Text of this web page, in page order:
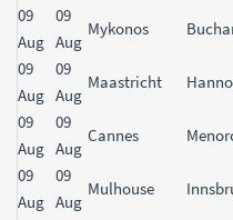
09
Aug
09
Aug
Mykonos
09
Aug
09
Aug
Maastricht
09
Aug
09
Aug
Cannes
09
Aug
09
Aug
Mulhouse